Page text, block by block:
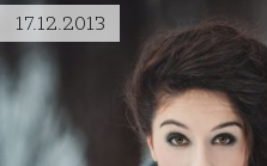
17.12.2013